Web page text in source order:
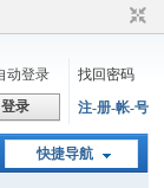
动登录
找回密码
登录 注-册-帐-号
快捷导航